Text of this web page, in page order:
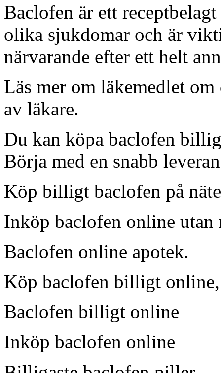
Baclofen är ett
olika sjukdomar och är
närvarande efter ett helt
Läs mer om läkemedlet
av läkare.
Du kan köpa baclofen
Börja med en snabb
Köp billigt baclofen på
Inköp baclofen online
Baclofen online apotek.
Köp baclofen billigt
Baclofen billigt online
Inköp baclofen online